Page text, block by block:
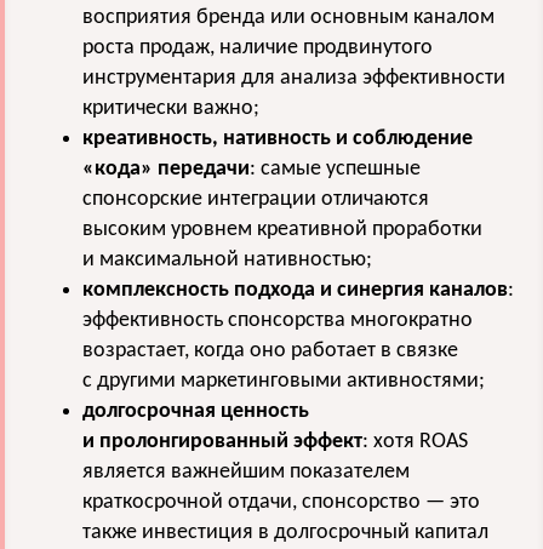
восприятия бренда или основным каналом
роста продаж, наличие продвинутого
инструментария для анализа эффективности
критически важно;
креативность, нативность и соблюдение
«кода» передачи: самые успешные
спонсорские интеграции отличаются
высоким уровнем креативной проработки
и максимальной нативностью;
комплексность подхода и синергия каналов:
эффективность спонсорства многократно
возрастает, когда оно работает в связке
с другими маркетинговыми активностями;
долгосрочная ценность
и пролонгированный эффект: хотя ROAS
является важнейшим показателем
краткосрочной отдачи, спонсорство — это
также инвестиция в долгосрочный капитал